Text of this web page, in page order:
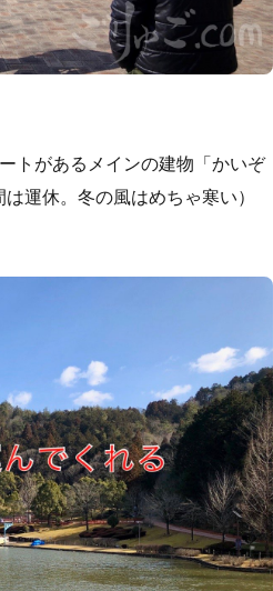
トがあるメインの建物「かいぞ
運休。冬の風はめちゃ寒い）